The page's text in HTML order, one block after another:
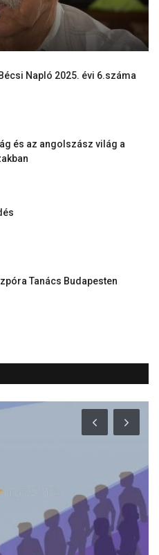
Napló 2025. évi 6.száma
és az angolszász világ a
Tanács Budapesten